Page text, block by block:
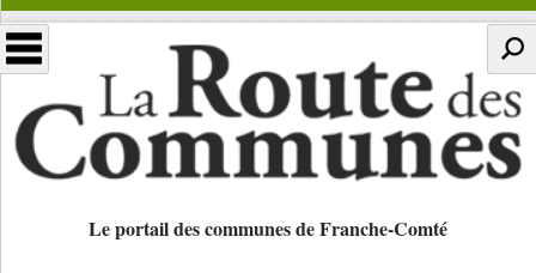
Le portail des communes de Franche-Comté